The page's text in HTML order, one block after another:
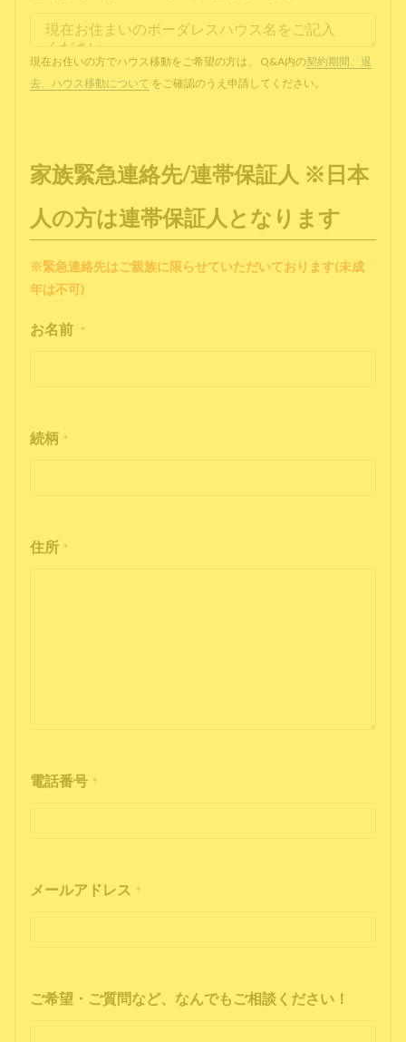
現在お住いの方でハウス移動をご希望の方は、 Q&A内の契約期間、退
去、ハウス移動について をご確認のうえ申請してください。
家族緊急連絡先/連帯保証人 ※日本
人の方は連帯保証人となります
※緊急連絡先はご親族に限らせていただいております(未成
年は不可)
お名前 *
続柄 *
住所 *
電話番号 *
メールアドレス *
ご希望・ご質問など、なんでもご相談ください！